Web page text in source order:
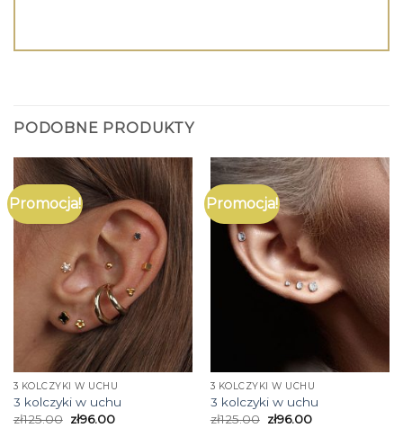
PODOBNE PRODUKTY
Promocja!
3 KOLCZYKI W UCHU
3 kolczyki w uchu
zł125.00 zł96.00
Promocja!
3 KOLCZYKI W UCHU
3 kolczyki w uchu
zł125.00 zł96.00